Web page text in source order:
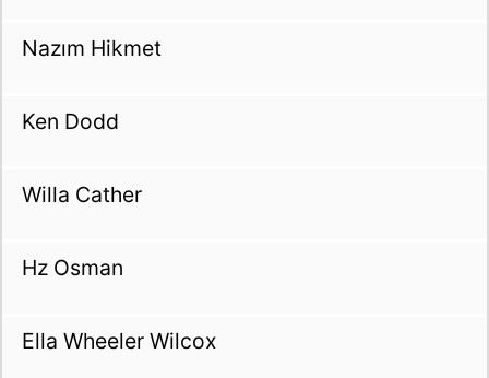
Nazım Hikmet
Ken Dodd
Willa Cather
Hz Osman
Ella Wheeler Wilcox